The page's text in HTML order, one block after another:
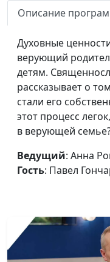
Любовь всё
переносит. Когда
ревность становится
признаком любви
Любовь всему
Что люди хотят
получить на Новый
год
где искать опору?
счастливым
Прохожу сложные
времена с Богом
Описание
Духовные
верующий
детям.
рассказывает о
стали его
этот процесс
в верующей
Ведущий: Анна
Гость: Павел